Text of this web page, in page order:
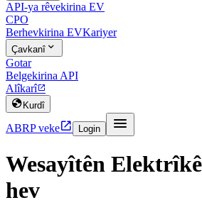
API-ya rêvekirina EV
CPO
Berhevkirina EVKariyer
Çavkanî 
Gotar
Belgekirina API
Alîkarî
 Kurdî
ABRP veke Login 
Wesayîtên
hev